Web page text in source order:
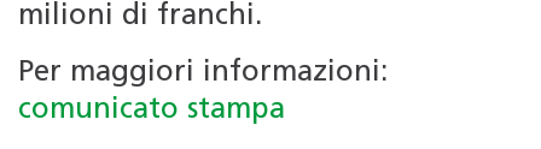
milioni di franchi.
Per maggiori informazioni:
comunicato stampa